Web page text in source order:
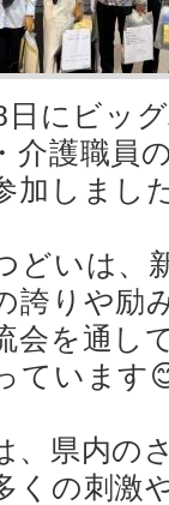
日にビッ
介護職員
加しまし
どいは、
誇りや励
会を通し
ています
、県内の
くの刺激